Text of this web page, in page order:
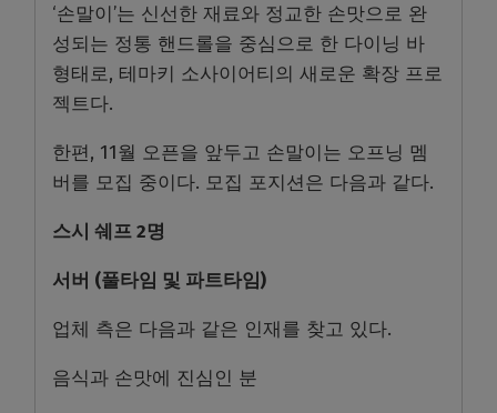
‘손말이’는 신선한 재료와 정교한 손맛으로 완
성되는 정통 핸드롤을 중심으로 한 다이닝 바
형태로, 테마키 소사이어티의 새로운 확장 프로
젝트다.
한편, 11월 오픈을 앞두고 손말이는 오프닝 멤
버를 모집 중이다. 모집 포지션은 다음과 같다.
스시 쉐프 2명
서버 (풀타임 및 파트타임)
업체 측은 다음과 같은 인재를 찾고 있다.
음식과 손맛에 진심인 분